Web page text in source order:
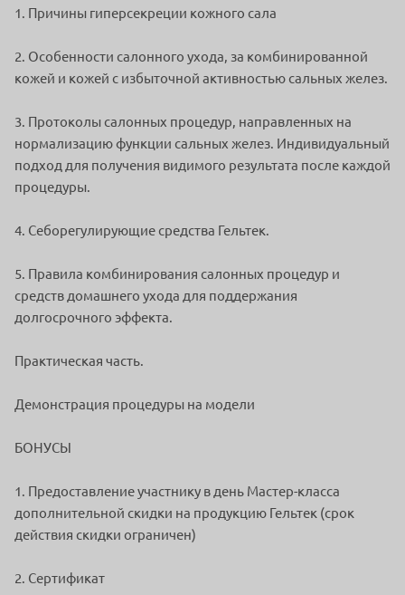
1. Причины гиперсекреции кожного сала
2. Особенности салонного ухода, за комбинированной
кожей и кожей с избыточной активностью сальных желез.
3. Протоколы салонных процедур, направленных на
нормализацию функции сальных желез. Индивидуальный
подход для получения видимого результата после каждой
процедуры.
4. Себорегулирующие средства Гельтек.
5. Правила комбинирования салонных процедур и
средств домашнего ухода для поддержания
долгосрочного эффекта.
Практическая часть.
Демонстрация процедуры на модели
БОНУСЫ
1. Предоставление участнику в день Мастер-класса
дополнительной скидки на продукцию Гельтек (срок
действия скидки ограничен)
2. Сертификат